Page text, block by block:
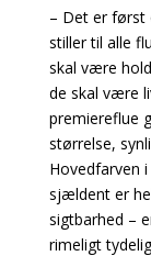
– Det er først
stiller til alle
skal være
de skal være
premiereflue
størrelse,
Hovedfarven
sjældent er
sigtbarhed –
rimeligt